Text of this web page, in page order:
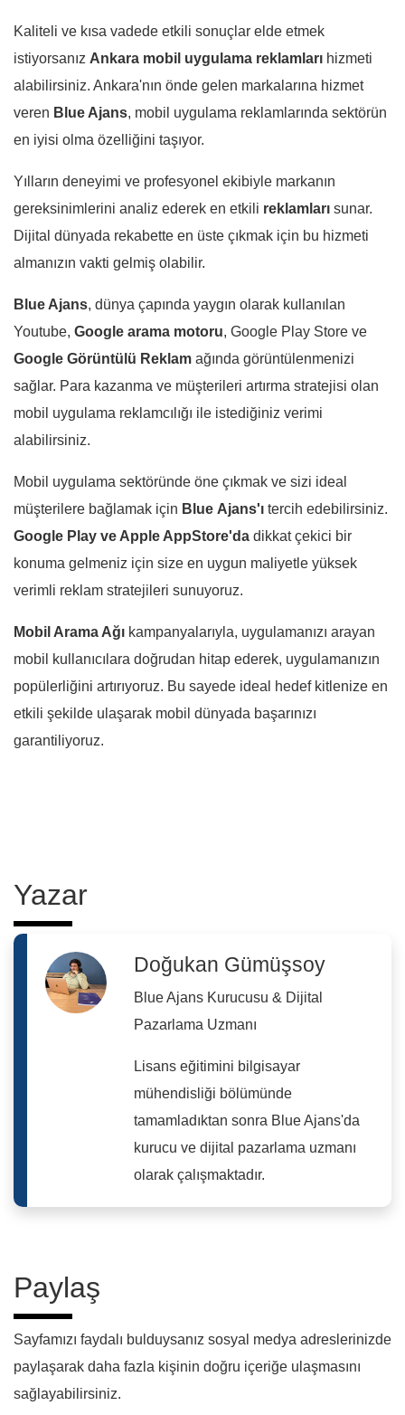
Kaliteli ve kısa vadede etkili sonuçlar elde etmek
istiyorsanız Ankara mobil uygulama reklamları hizmeti
alabilirsiniz. Ankara'nın önde gelen markalarına hizmet
veren Blue Ajans, mobil uygulama reklamlarında sektörün
en iyisi olma özelliğini taşıyor.
Yılların deneyimi ve profesyonel ekibiyle markanın
gereksinimlerini analiz ederek en etkili reklamları sunar.
Dijital dünyada rekabette en üste çıkmak için bu hizmeti
almanızın vakti gelmiş olabilir.
Blue Ajans, dünya çapında yaygın olarak kullanılan
Youtube, Google arama motoru, Google Play Store ve
Google Görüntülü Reklam ağında görüntülenmenizi
sağlar. Para kazanma ve müşterileri artırma stratejisi olan
mobil uygulama reklamcılığı ile istediğiniz verimi
alabilirsiniz.
Mobil uygulama sektöründe öne çıkmak ve sizi ideal
müşterilere bağlamak için Blue Ajans'ı tercih edebilirsiniz.
Google Play ve Apple AppStore'da dikkat çekici bir
konuma gelmeniz için size en uygun maliyetle yüksek
verimli reklam stratejileri sunuyoruz.
Mobil Arama Ağı kampanyalarıyla, uygulamanızı arayan
mobil kullanıcılara doğrudan hitap ederek, uygulamanızın
popülerliğini artırıyoruz. Bu sayede ideal hedef kitlenize en
etkili şekilde ulaşarak mobil dünyada başarınızı
garantiliyoruz.
Yazar
Doğukan Gümüşsoy
Blue Ajans Kurucusu & Dijital
Pazarlama Uzmanı
Lisans eğitimini bilgisayar
mühendisliği bölümünde
tamamladıktan sonra Blue Ajans'da
kurucu ve dijital pazarlama uzmanı
olarak çalışmaktadır.
Paylaş
Sayfamızı faydalı bulduysanız sosyal medya adreslerinizde
paylaşarak daha fazla kişinin doğru içeriğe ulaşmasını
sağlayabilirsiniz.